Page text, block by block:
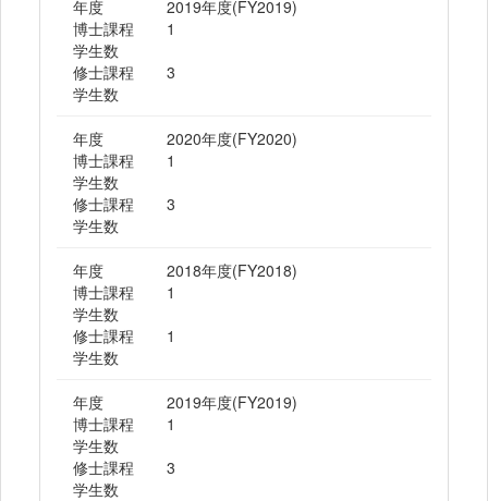
年度
2019年度(FY2019)
博士課程
学生数
1
修士課程
学生数
3
年度
2020年度(FY2020)
博士課程
学生数
1
修士課程
学生数
3
年度
2018年度(FY2018)
博士課程
学生数
1
修士課程
学生数
1
年度
2019年度(FY2019)
博士課程
学生数
1
修士課程
学生数
3